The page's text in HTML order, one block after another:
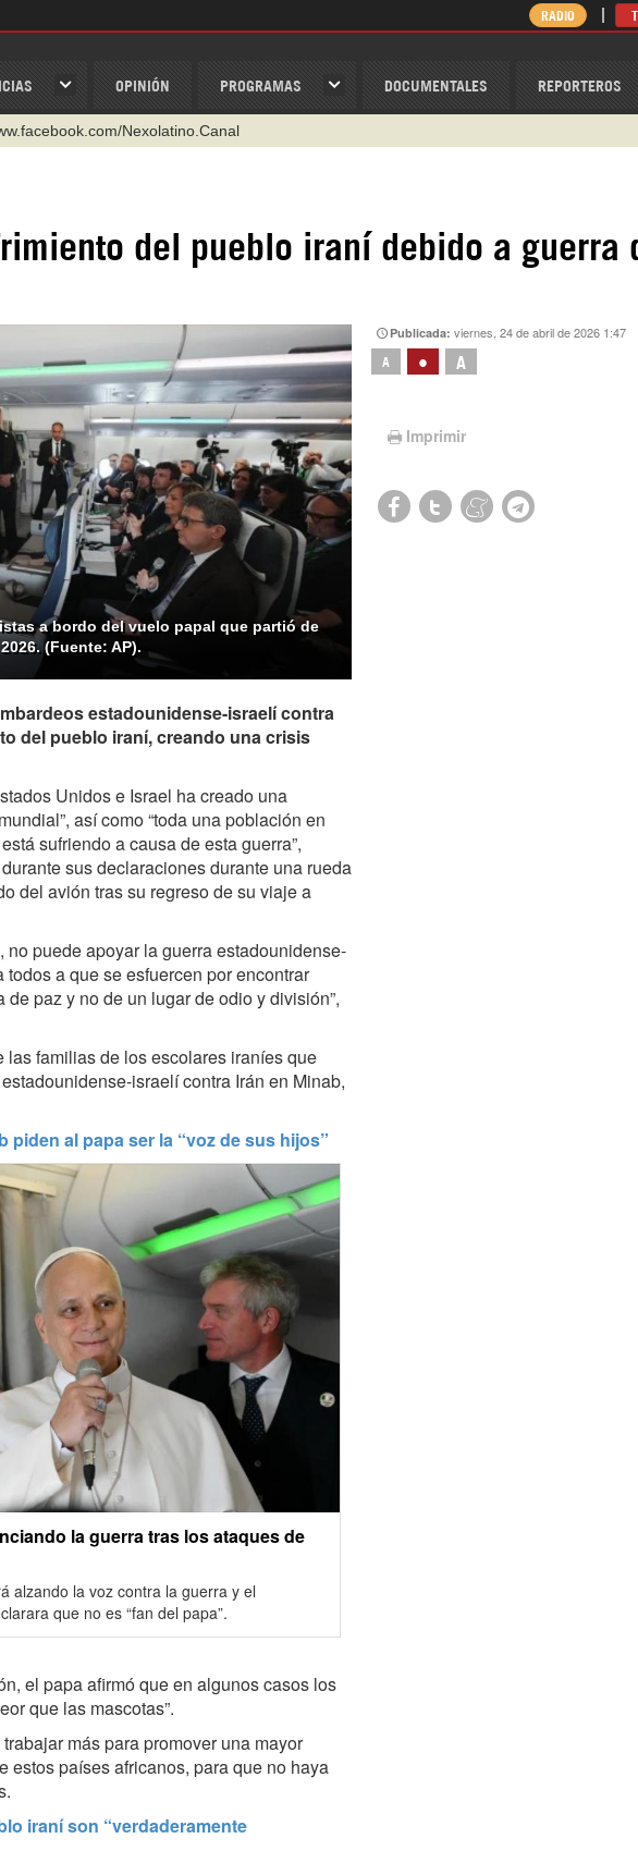
OPINIÓN PROGRAMAS DOCUMENTALES REPORTEROS
RADIO
@nexo_latino
c/hispantv
y Viber: +98 921 79 29 404
Nexolatino.Canal
del pueblo iraní debido a guerra
a bordo del vuelo papal que partió de
(Fuente: AP).
Publicada:viernes, 24 de abril de 2026 1:47
A • A
Imprimir
estadounidense-israelí contra
del pueblo iraní, creando una crisis
Unidos e Israel ha creado una
así como “toda una población en
sufriendo a causa de esta guerra”,
sus declaraciones durante una rueda
del avión tras su regreso de su viaje a
no puede apoyar la guerra estadounidense-
a que se esfuercen por encontrar
paz y no de un lugar de odio y división”,
familias de los escolares iraníes que
israelí contra Irán en Minab,
piden al papa ser la “voz de sus hijos”
la guerra tras los ataques de
alzando la voz contra la guerra y el
que no es “fan del papa”.
el papa afirmó que en algunos casos los
que las mascotas”.
más para promover una mayor
estos países africanos, para que no haya
iraní son “verdaderamente